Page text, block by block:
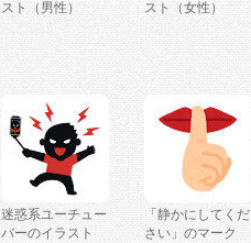
スト（男性）
スト（女性）
迷惑系ユーチュー
バーのイラスト
「静かにしてくだ
さい」のマーク